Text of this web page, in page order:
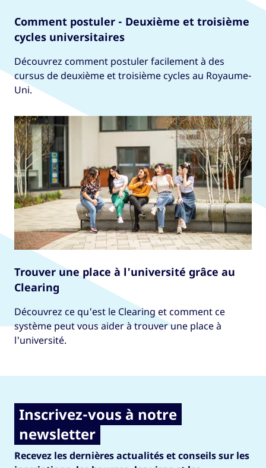
Comment postuler - Deuxième et troisième
cycles universitaires
Découvrez comment postuler facilement à des
cursus de deuxième et troisième cycles au Royaume-
Uni.
Trouver une place à l'université grâce au
Clearing
Découvrez ce qu'est le Clearing et comment ce
système peut vous aider à trouver une place à
l'université.
Inscrivez-vous à notre
newsletter
Recevez les dernières actualités et conseils sur les